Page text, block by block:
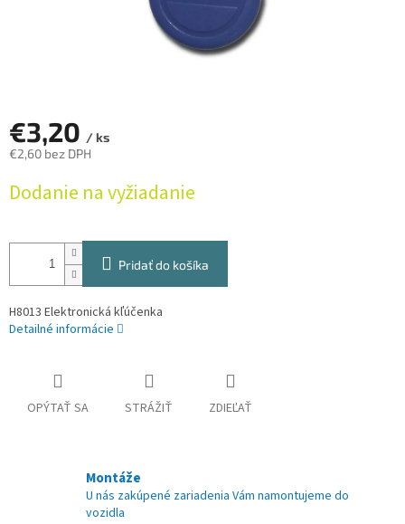
€3,20 / ks
€2,60 bez DPH
cena:
Dodanie na vyžiadanie
Pridať do košíka
H8013 Elektronická kľúčenka
Detailné informácie
OPÝTAŤ SA STRÁŽIŤ ZDIEĽAŤ
Montáže
U nás zakúpené zariadenia Vám namontujeme do
vozidla